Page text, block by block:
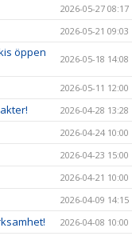
2026-05-27 08:17
2026-05-21 09:03
öppen
2026-05-18 14:08
2026-05-11 12:00
2026-04-28 13:28
2026-04-24 10:00
2026-04-23 15:00
2026-04-21 10:00
2026-04-09 14:15
2026-04-08 10:00